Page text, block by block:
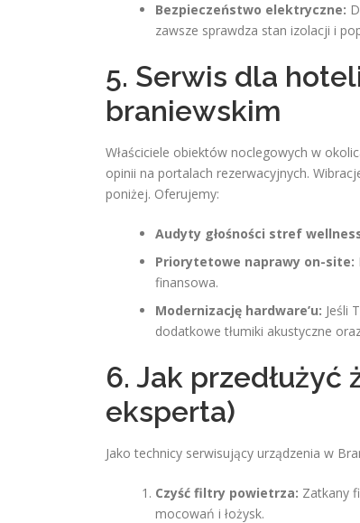
Bezpieczeństwo elektryczne:
zawsze sprawdza stan izolacji i
5. Serwis dla
braniewskim
Właściciele obiektów noclegowych w
opinii na portalach rezerwacyjnych.
poniżej. Oferujemy:
Audyty głośności stref
Priorytetowe naprawy on-site:
finansowa.
Modernizację hardware’u: Jeśli
dodatkowe tłumiki akustyczne
6. Jak przedłużyć
eksperta)
Jako technicy serwisujący urządzenia w
Czyść filtry powietrza: Zatkany
mocowań i łożysk.